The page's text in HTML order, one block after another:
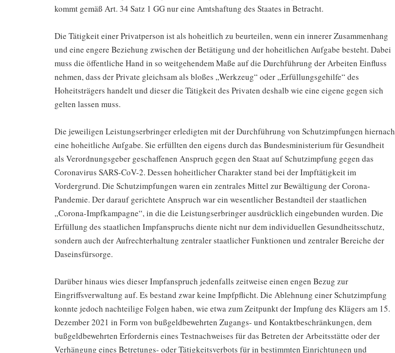
kommt gemäß Art. 34 Satz 1 GG nur eine Amtshaftung des Staates in Betracht.
Die Tätigkeit einer Privatperson ist als hoheitlich zu beurteilen, wenn ein innerer Zusammenhang
und eine engere Beziehung zwischen der Betätigung und der hoheitlichen Aufgabe besteht. Dabei
muss die öffentliche Hand in so weitgehendem Maße auf die Durchführung der Arbeiten Einfluss
nehmen, dass der Private gleichsam als bloßes „Werkzeug“ oder „Erfüllungsgehilfe“ des
Hoheitsträgers handelt und dieser die Tätigkeit des Privaten deshalb wie eine eigene gegen sich
gelten lassen muss.
Die jeweiligen Leistungserbringer erledigten mit der Durchführung von Schutzimpfungen hiernach
eine hoheitliche Aufgabe. Sie erfüllten den eigens durch das Bundesministerium für Gesundheit
als Verordnungsgeber geschaffenen Anspruch gegen den Staat auf Schutzimpfung gegen das
Coronavirus SARS-CoV-2. Dessen hoheitlicher Charakter stand bei der Impftätigkeit im
Vordergrund. Die Schutzimpfungen waren ein zentrales Mittel zur Bewältigung der Corona-
Pandemie. Der darauf gerichtete Anspruch war ein wesentlicher Bestandteil der staatlichen
„Corona-Impfkampagne“, in die die Leistungserbringer ausdrücklich eingebunden wurden. Die
Erfüllung des staatlichen Impfanspruchs diente nicht nur dem individuellen Gesundheitsschutz,
sondern auch der Aufrechterhaltung zentraler staatlicher Funktionen und zentraler Bereiche der
Daseinsfürsorge.
Darüber hinaus wies dieser Impfanspruch jedenfalls zeitweise einen engen Bezug zur
Eingriffsverwaltung auf. Es bestand zwar keine Impfpflicht. Die Ablehnung einer Schutzimpfung
konnte jedoch nachteilige Folgen haben, wie etwa zum Zeitpunkt der Impfung des Klägers am 15.
Dezember 2021 in Form von bußgeldbewehrten Zugangs- und Kontaktbeschränkungen, dem
bußgeldbewehrten Erfordernis eines Testnachweises für das Betreten der Arbeitsstätte oder der
Verhängung eines Betretungs- oder Tätigkeitsverbots für in bestimmten Einrichtungen und